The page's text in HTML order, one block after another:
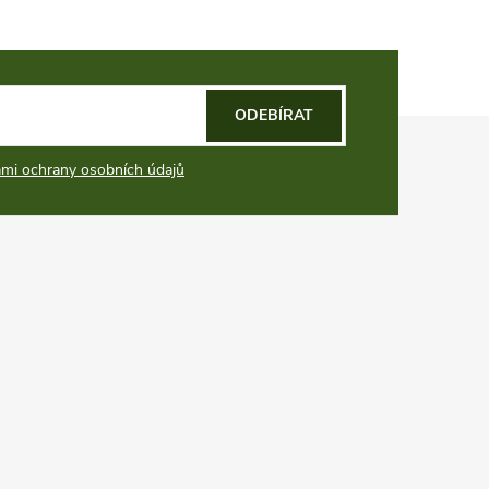
ochrany osobních údajů
ODEBÍRAT